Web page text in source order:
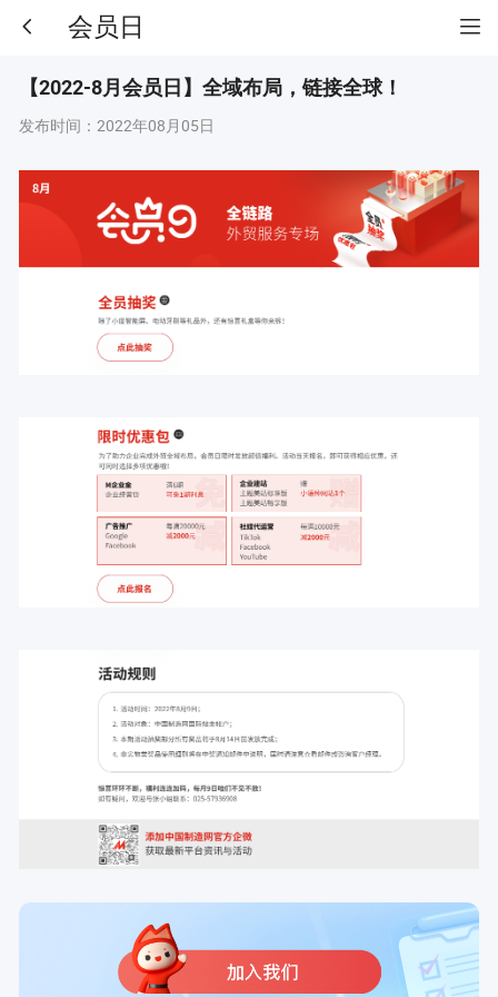
会员日
【2022-8月会员日】全域布局，链接全球！
发布时间： 2022年08月05日